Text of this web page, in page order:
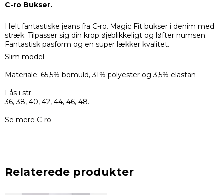
C-ro Bukser.
Helt fantastiske jeans fra C-ro. Magic Fit bukser i denim med
stræk. Tilpasser sig din krop øjeblikkeligt og løfter numsen.
Fantastisk pasform og en super lækker kvalitet.
Slim model
Materiale: 65,5% bomuld, 31% polyester og 3,5% elastan
Fås i str.
36, 38, 40, 42, 44, 46, 48.
Se mere C-ro
Relaterede produkter